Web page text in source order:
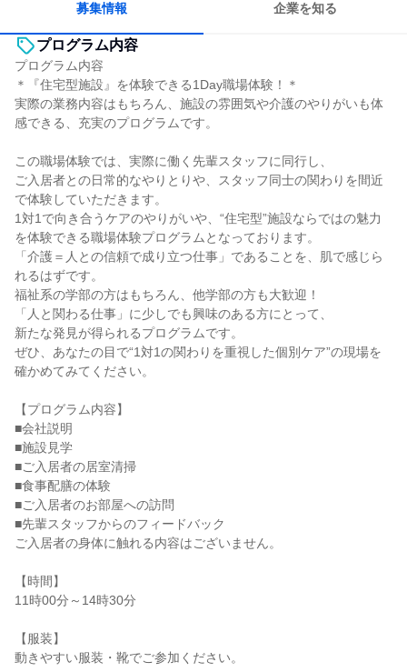
募集情報 企業を知る
プログラム内容
プログラム内容
＊『住宅型施設』を体験できる1Day職場体験！＊
実際の業務内容はもちろん、施設の雰囲気や介護のやりがいも体
感できる、充実のプログラムです。
この職場体験では、実際に働く先輩スタッフに同行し、
ご入居者との日常的なやりとりや、スタッフ同士の関わりを間近
で体験していただきます。
1対1で向き合うケアのやりがいや、“住宅型”施設ならではの魅力
を体験できる職場体験プログラムとなっております。
「介護＝人との信頼で成り立つ仕事」であることを、肌で感じら
れるはずです。
福祉系の学部の方はもちろん、他学部の方も大歓迎！
「人と関わる仕事」に少しでも興味のある方にとって、
新たな発見が得られるプログラムです。
ぜひ、あなたの目で“1対1の関わりを重視した個別ケア”の現場を
確かめてみてください。
【プログラム内容】
■会社説明
■施設見学
■ご入居者の居室清掃
■食事配膳の体験
■ご入居者のお部屋への訪問
■先輩スタッフからのフィードバック
ご入居者の身体に触れる内容はございません。
【時間】
11時00分～14時30分
【服装】
動きやすい服装・靴でご参加ください。